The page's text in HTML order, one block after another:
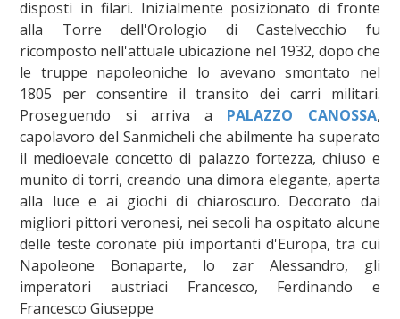
disposti in filari. Inizialmente posizionato di fronte
alla Torre dell'Orologio di Castelvecchio fu
ricomposto nell'attuale ubicazione nel 1932, dopo che
le truppe napoleoniche lo avevano smontato nel
1805 per consentire il transito dei carri militari.
Proseguendo si arriva a PALAZZO CANOSSA,
capolavoro del Sanmicheli che abilmente ha superato
il medioevale concetto di palazzo fortezza, chiuso e
munito di torri, creando una dimora elegante, aperta
alla luce e ai giochi di chiaroscuro. Decorato dai
migliori pittori veronesi, nei secoli ha ospitato alcune
delle teste coronate più importanti d'Europa, tra cui
Napoleone Bonaparte, lo zar Alessandro, gli
imperatori austriaci Francesco, Ferdinando e
Francesco Giuseppe